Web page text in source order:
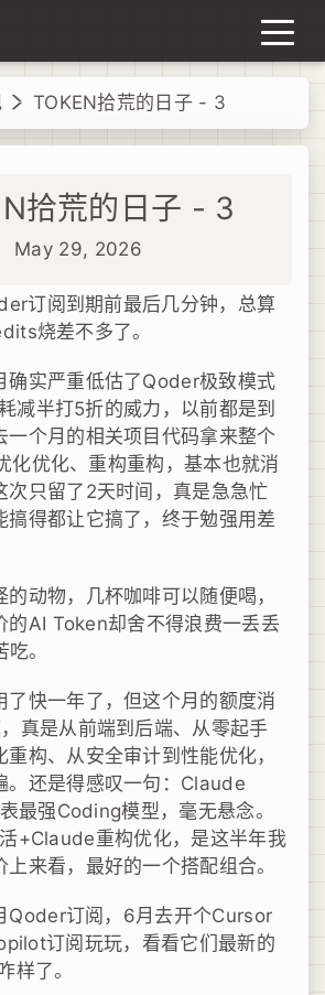
TOKEN拾荒的日子 - 3
拾荒的日子 - 3
May 29, 2026
订阅到期前最后几分钟，总算
烧差不多了。
确实严重低估了Qoder极致模式
减半打5折的威力，以前都是到
一个月的相关项目代码拿来整个
化优化、重构重构，基本也就消
次只留了2天时间，真是急急忙
搞得都让它搞了，终于勉强用差
的动物，几杯咖啡可以随便喝，
的AI Token却舍不得浪费一丢丢
。
了快一年了，但这个月的额度消
真是从前端到后端、从零起手
构、从安全审计到性能优化，
。还是得感叹一句：Claude
最强Coding模型，毫无悬念。
+Claude重构优化，是这半年我
来看，最好的一个搭配组合。
Qoder订阅，6月去开个Cursor
订阅玩玩，看看它们最新的
样了。